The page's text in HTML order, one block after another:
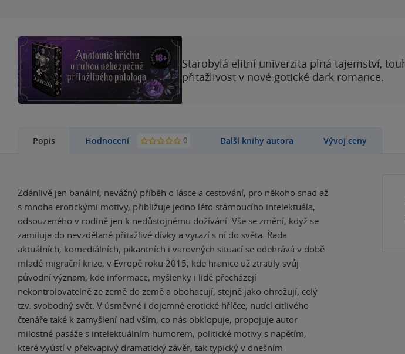
Starobylá elitní univerzita plná tajemství,
přitažlivost v nové gotické dark romance.
Popis Hodnocení 0 Další knihy autora Vývoj ceny
Zdánlivě jen banální, nevážný příběh o lásce a cestování, pro někoho snad až
s mnoha erotickými motivy, přibližuje jedno léto stárnoucího intelektuála,
odsouzeného v rodině jen k nedůstojnému dožívání. Vše se změní, když se
zamiluje do nevzdělané přitažlivé dívky a vyrazí s ní do světa. Řada
aktuálních, komediálních, pikantních i varovných situací se odehrává v době
mladé migrační krize, v Evropě roku 2015, kde hranice už ztratily svůj
původní význam, kde informace, myšlenky i lidé přecházejí
nekontrolovatelně ze země do země a obohacují, stejně jako ohrožují, celý
tzv. svobodný svět. V úsměvné i dojemné erotické hříčce, nutící citlivého
čtenáře také k zamyšlení nad vším, co nás obklopuje, propojuje autor
milostné pasáže s intelektuálním humorem, politické motivy s napětím,
které vyústí v překvapivý dramatický závěr, tak typický v dnešním